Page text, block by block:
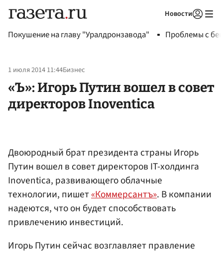
Новости
Покушение на главу "Уралдронзавода" Проблемы с
1 июля 2014 11:44Бизнес
«Ъ»: Игорь Путин вошел в совет
директоров Inoventica
Двоюродный брат президента страны Игорь
Путин вошел в совет директоров IT-холдинга
Inoventica, развивающего облачные
технологии, пишет«Коммерсантъ». В компании
надеются, что он будет способствовать
привлечению инвестиций.
Игорь Путин сейчас возглавляет правление